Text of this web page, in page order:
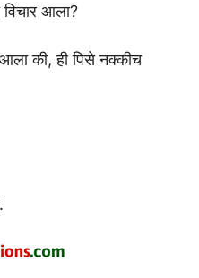
विचार आला?
आला की, ही पिसे नक्कीच